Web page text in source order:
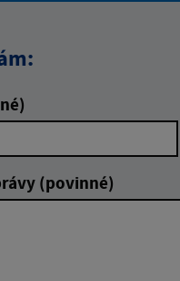
(povinné)